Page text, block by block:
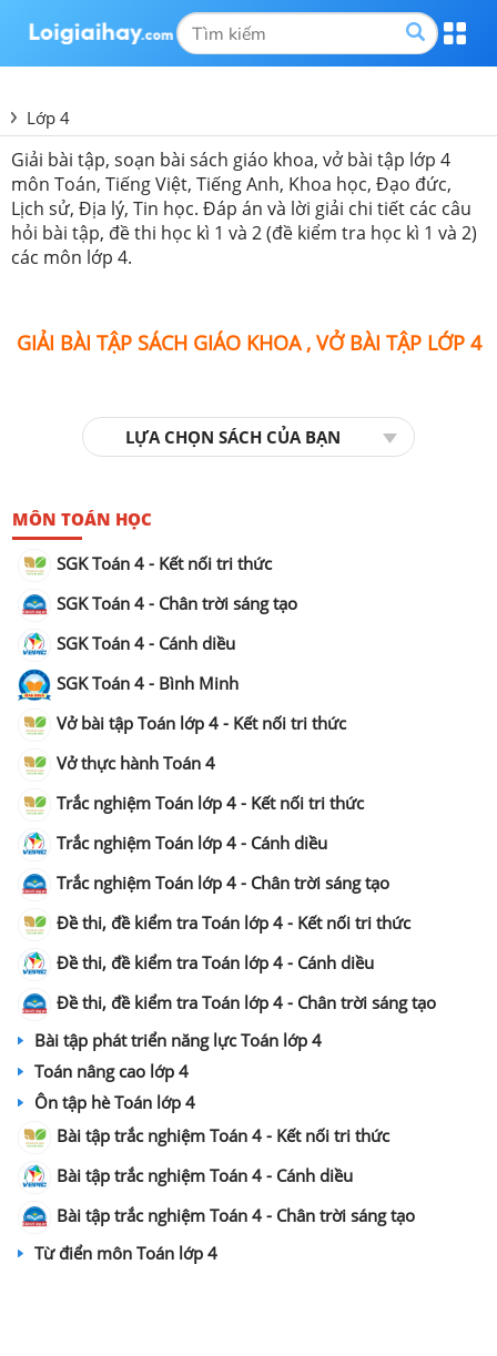
Lớp 4
Giải bài tập, soạn bài sách giáo khoa, vở bài tập lớp 4
môn Toán, Tiếng Việt, Tiếng Anh, Khoa học, Đạo đức,
Lịch sử, Địa lý, Tin học. Đáp án và lời giải chi tiết các câu
hỏi bài tập, đề thi học kì 1 và 2 (đề kiểm tra học kì 1 và 2)
các môn lớp 4.
GIẢI BÀI TẬP SÁCH GIÁO KHOA , VỞ BÀI TẬP LỚP 4
LỰA CHỌN SÁCH CỦA BẠN
MÔN TOÁN HỌC
SGK Toán 4 - Kết nối tri thức
SGK Toán 4 - Chân trời sáng tạo
SGK Toán 4 - Cánh diều
SGK Toán 4 - Bình Minh
Vở bài tập Toán lớp 4 - Kết nối tri thức
Vở thực hành Toán 4
Trắc nghiệm Toán lớp 4 - Kết nối tri thức
Trắc nghiệm Toán lớp 4 - Cánh diều
Trắc nghiệm Toán lớp 4 - Chân trời sáng tạo
Đề thi, đề kiểm tra Toán lớp 4 - Kết nối tri thức
Đề thi, đề kiểm tra Toán lớp 4 - Cánh diều
Đề thi, đề kiểm tra Toán lớp 4 - Chân trời sáng tạo
Bài tập phát triển năng lực Toán lớp 4
Toán nâng cao lớp 4
Ôn tập hè Toán lớp 4
Bài tập trắc nghiệm Toán 4 - Kết nối tri thức
Bài tập trắc nghiệm Toán 4 - Cánh diều
Bài tập trắc nghiệm Toán 4 - Chân trời sáng tạo
Từ điển môn Toán lớp 4